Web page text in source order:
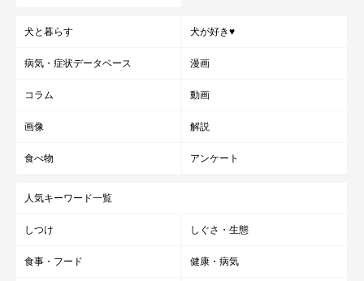
犬と暮らす 犬が好き♥
病気・症状データベース 漫画
コラム 動画
画像 解説
食べ物 アンケート
人気キーワード一覧
しつけ しぐさ・生態
食事・フード 健康・病気